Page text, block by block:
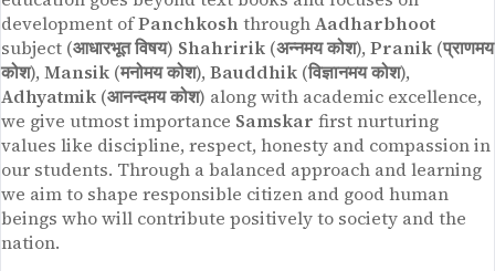
development ofPanchkosh throughAadharbhoot
subject (आधारभूत विषय) Shahririk (अन्नमय कोश), Pranik (प्राणमय
कोश), Mansik (मनोमय कोश), Bauddhik (विज्ञानमय कोश),
Adhyatmik (आनन्दमय कोश) along with academic excellence,
we give utmost importance Samskar first nurturing
values like discipline, respect, honesty and compassion in
our students. Through a balanced approach and learning
we aim to shape responsible citizen and good human
beings who will contribute positively to society and the
nation.